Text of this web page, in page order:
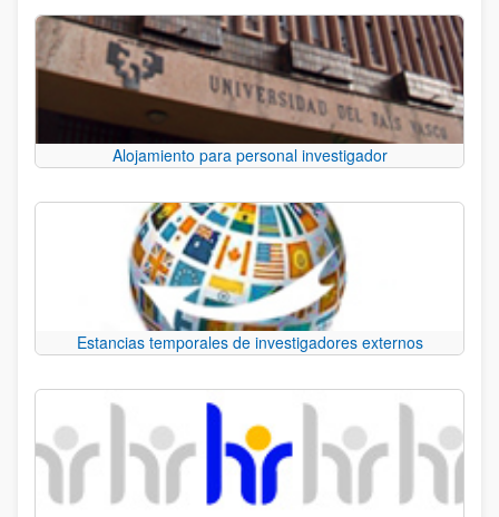
Alojamiento para personal investigador
Estancias temporales de investigadores externos